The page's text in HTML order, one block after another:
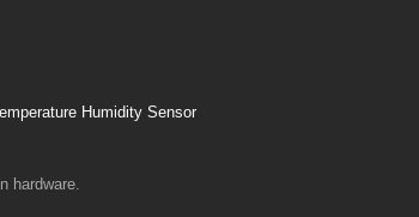
Humidity Sensor
hardware.